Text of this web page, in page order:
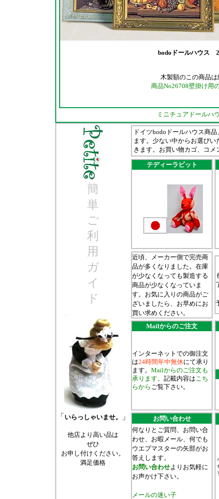
bodoドールハウス
木製額のこの商品
商品No26708壁掛け用
ミニチュアドールハ
簡
単
ご
利
用
ガ
イ
ド
「 いらっしゃいませ。 」
他店より高い品は
ぜひ
お申し付けください。
満足価格
ドイツbodoドールハウス商
ます。少ない中からお選び
きます。お買い物カゴ、コメ
テディーラビット
近頃、メーカー側で完売商
品が多くなりました。在庫
が少なくなっても製造する
商品が少なくなっていま
す。お気に入りの商品がご
ざいましたら、お早めにお
買い求めください。
Mailからのご注文
インターネットでの御注文
は24時間年中無休にて承り
ます。 Mailからのご注文も
承ります。 記載内容はこち
らから ご覧下さい。
お問い合わせ
何なりとご質問、お問い合
わせ、お暇メール、何でも
ウエブマスターの矢部がお
答えします。
お問い合わせよりお気軽に
お声かけ下さい。
メールの迷い子